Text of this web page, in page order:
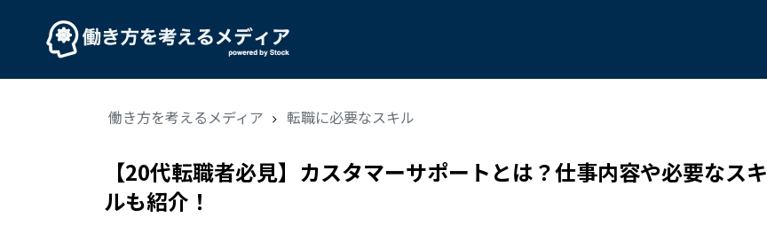
働き方を考えるメディア 転職に必要なスキル
【20代転職者必見】カスタマーサポートとは？仕事内容や必要なスキ
ルも紹介！